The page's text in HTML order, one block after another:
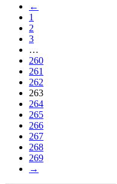
←
1
2
3
…
260
261
262
263
264
265
266
267
268
269
→